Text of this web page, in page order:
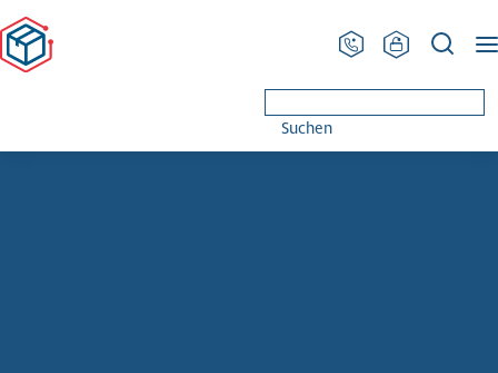
Suchen
Lösungen & Produkte Pack­mit­tel Füllen &